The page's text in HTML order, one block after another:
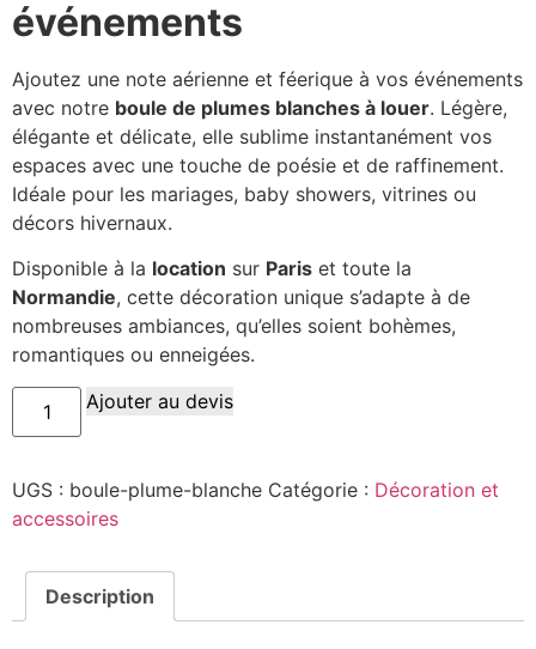
événements
Ajoutez une note aérienne et féerique à vos événements
avec notre boule de plumes blanches à louer. Légère,
élégante et délicate, elle sublime instantanément vos
espaces avec une touche de poésie et de raffinement.
Idéale pour les mariages, baby showers, vitrines ou
décors hivernaux.
Disponible à la location sur Paris et toute la
Normandie, cette décoration unique s’adapte à de
nombreuses ambiances, qu’elles soient bohèmes,
romantiques ou enneigées.
Ajouter au devis
UGS : boule-plume-blanche Catégorie : Décoration et
accessoires
Description